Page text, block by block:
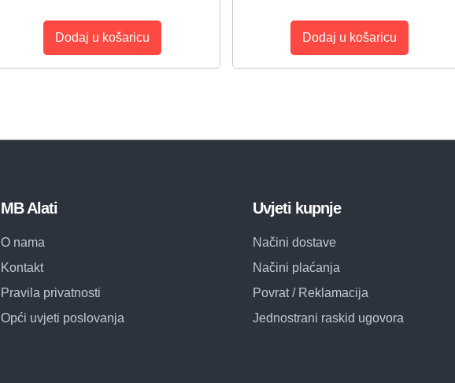
Dodaj u košaricu Dodaj u košaricu
MB Alati
O nama
Kontakt
Pravila privatnosti
Opći uvjeti poslovanja
Uvjeti kupnje
Načini dostave
Načini plaćanja
Povrat / Reklamacija
Jednostrani raskid ugovora